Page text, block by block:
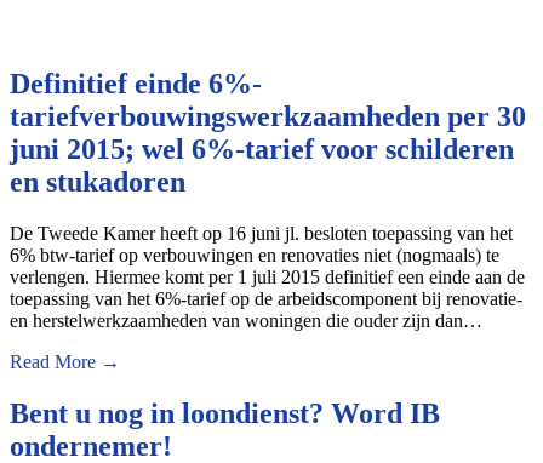
Definitief einde 6%-
tariefverbouwingswerkzaamheden per 30
juni 2015; wel 6%-tarief voor schilderen
en stukadoren
De Tweede Kamer heeft op 16 juni jl. besloten toepassing van het
6% btw-tarief op verbouwingen en renovaties niet (nogmaals) te
verlengen. Hiermee komt per 1 juli 2015 definitief een einde aan de
toepassing van het 6%-tarief op de arbeidscomponent bij renovatie-
en herstelwerkzaamheden van woningen die ouder zijn dan…
Read More →
Bent u nog in loondienst? Word IB
ondernemer!